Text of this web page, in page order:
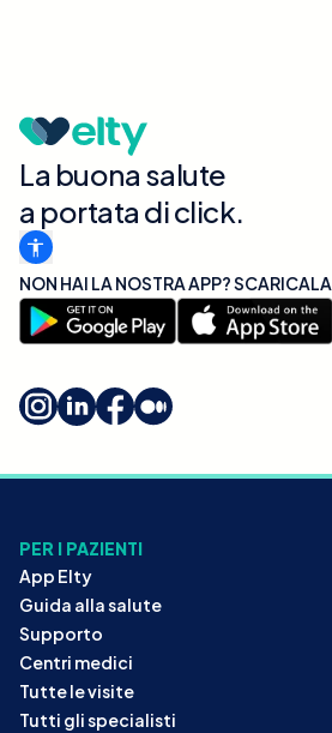
La buona salute
a portata di click.
NON HAI LA NOSTRA APP? SCARICALA
PER I PAZIENTI
App Elty
Guida alla salute
Supporto
Centri medici
Tutte le visite
Tutti gli specialisti